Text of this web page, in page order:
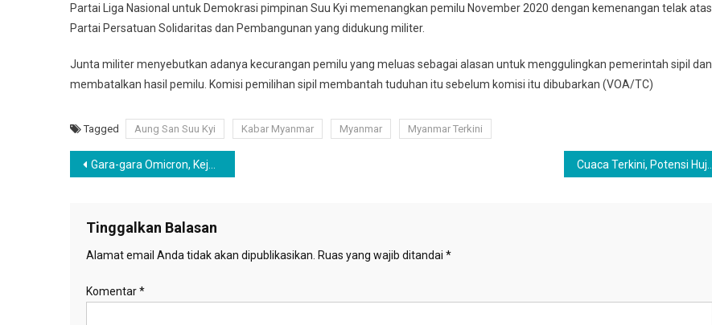
Partai Liga Nasional untuk Demokrasi pimpinan Suu Kyi memenangkan pemilu November 2020 dengan kemenangan telak atas
Partai Persatuan Solidaritas dan Pembangunan yang didukung militer.
Junta militer menyebutkan adanya kecurangan pemilu yang meluas sebagai alasan untuk menggulingkan pemerintah sipil dan
membatalkan hasil pemilu. Komisi pemilihan sipil membantah tuduhan itu sebelum komisi itu dibubarkan (VOA/TC)
Tagged Aung San Suu Kyi Kabar Myanmar Myanmar Myanmar Terkini
Navigasi
Gara-gara Omicron, Kejuaraan Bulu Tangkis Eropa Batal Digelar
Tinggalkan Balasan
Alamat email Anda tidak akan dipublikasikan. Ruas yang wajib ditandai *
Komentar*